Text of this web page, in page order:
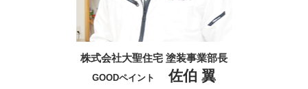
株式会社大聖住宅 塗装事業部長
GOODペイント 佐伯 翼